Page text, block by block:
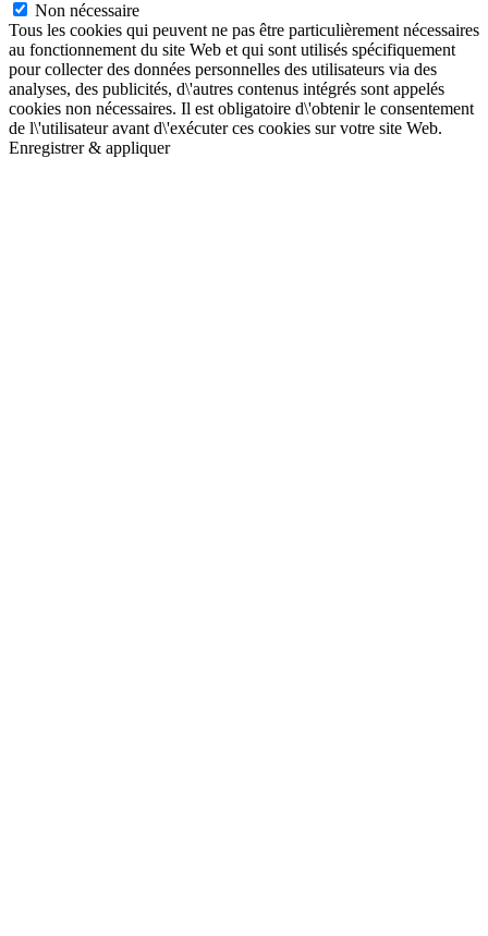
Non nécessaire
Tous les cookies qui peuvent ne pas être particulièrement nécessaires
au fonctionnement du site Web et qui sont utilisés spécifiquement
pour collecter des données personnelles des utilisateurs via des
analyses, des publicités, d\'autres contenus intégrés sont appelés
cookies non nécessaires. Il est obligatoire d\'obtenir le consentement
de l\'utilisateur avant d\'exécuter ces cookies sur votre site Web.
Enregistrer & appliquer